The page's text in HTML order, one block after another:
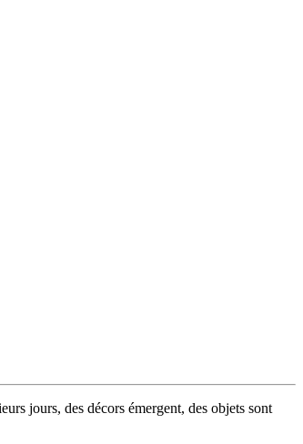
jours, des décors émergent, des objets sont